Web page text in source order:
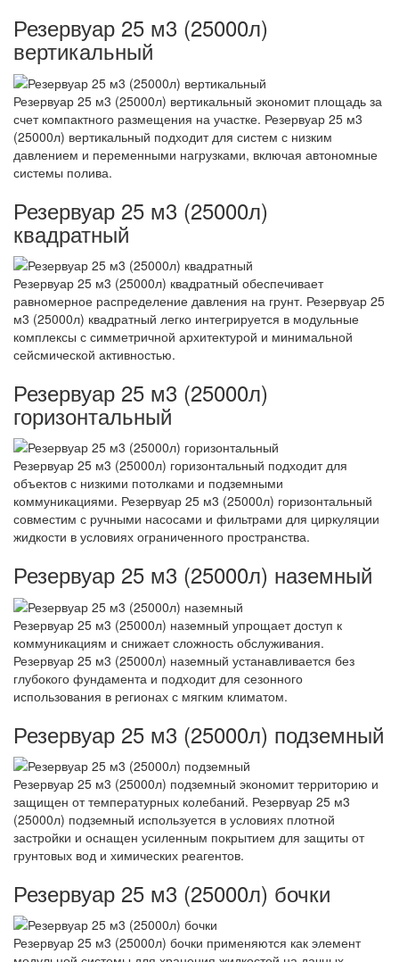
Резервуар 25 м3 (25000л)
вертикальный
Резервуар 25 м3 (25000л) вертикальный экономит площадь за
счет компактного размещения на участке. Резервуар 25 м3
(25000л) вертикальный подходит для систем с низким
давлением и переменными нагрузками, включая автономные
системы полива.
Резервуар 25 м3 (25000л)
квадратный
Резервуар 25 м3 (25000л) квадратный обеспечивает
равномерное распределение давления на грунт. Резервуар 25
м3 (25000л) квадратный легко интегрируется в модульные
комплексы с симметричной архитектурой и минимальной
сейсмической активностью.
Резервуар 25 м3 (25000л)
горизонтальный
Резервуар 25 м3 (25000л) горизонтальный подходит для
объектов с низкими потолками и подземными
коммуникациями. Резервуар 25 м3 (25000л) горизонтальный
совместим с ручными насосами и фильтрами для циркуляции
жидкости в условиях ограниченного пространства.
Резервуар 25 м3 (25000л) наземный
Резервуар 25 м3 (25000л) наземный упрощает доступ к
коммуникациям и снижает сложность обслуживания.
Резервуар 25 м3 (25000л) наземный устанавливается без
глубокого фундамента и подходит для сезонного
использования в регионах с мягким климатом.
Резервуар 25 м3 (25000л) подземный
Резервуар 25 м3 (25000л) подземный экономит территорию и
защищен от температурных колебаний. Резервуар 25 м3
(25000л) подземный используется в условиях плотной
застройки и оснащен усиленным покрытием для защиты от
грунтовых вод и химических реагентов.
Резервуар 25 м3 (25000л) бочки
Резервуар 25 м3 (25000л) бочки применяются как элемент